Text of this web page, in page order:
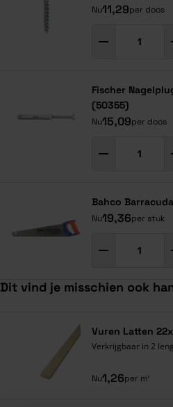
Nu11,29per doos
Fischer
(50355)
Nu15,09per doos
Bahco
Nu19,36per stuk
Dit vind je misschien ook
Vuren Latten
Verkrijgbaar in 2
Nu1,26per m¹